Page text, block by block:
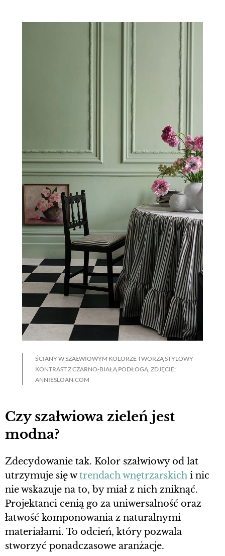
ŚCIANY W SZAŁWIOWYM KOLORZE TWORZĄ STYLOWY
KONTRAST Z CZARNO-BIAŁĄ PODŁOGĄ, ZDJĘCIE:
ANNIESLOAN.COM
Czy szałwiowa zieleń jest
modna?
Zdecydowanie tak. Kolor szałwiowy od lat
utrzymuje się wtrendach wnętrzarskich i nic
nie wskazuje na to, by miał z nich zniknąć.
Projektanci cenią go za uniwersalność oraz
łatwość komponowania z naturalnymi
materiałami. To odcień, który pozwala
stworzyć ponadczasowe aranżacje.